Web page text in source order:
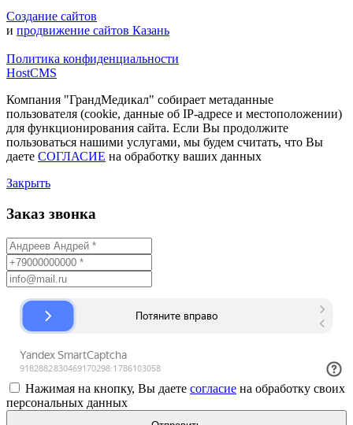
Создание сайтов
и продвижение сайтов Казань
Политика конфиденциальности
HostCMS
Компания "ГрандМедикал" собирает метаданные
пользователя (cookie, данные об IP-адресе и местоположении)
для функционирования сайта. Если Вы продолжите
пользоваться нашими услугами, мы будем считать, что Вы
даете СОГЛАСИЕ на обработку ваших данных
Закрыть
Заказ звонка
Нажимая на кнопку, Вы даете согласие на обработку своих
персональных данных